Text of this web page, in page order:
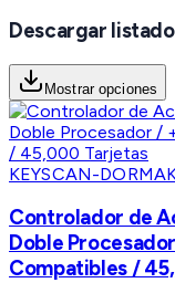
Descargar listado
Mostrar opciones
KEYSCAN-
Controlador de
Doble
Compatibles /